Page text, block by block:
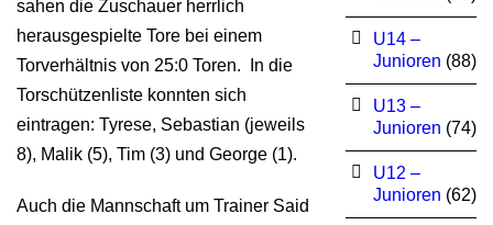
sahen die Zuschauer herrlich
herausgespielte Tore bei einem
Torverhältnis von 25:0 Toren. In die
Torschützenliste konnten sich
eintragen: Tyrese, Sebastian (jeweils
8), Malik (5), Tim (3) und George (1).
Auch die Mannschaft um Trainer Said
U14 –
Junioren (88)
U13 –
Junioren (74)
U12 –
Junioren (62)